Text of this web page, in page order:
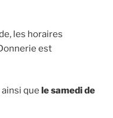
les horaires
est
ainsi que le samedi de